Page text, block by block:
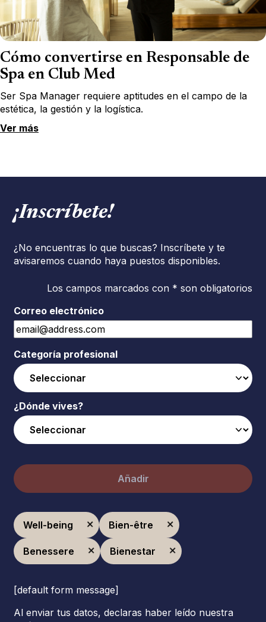
Cómo convertirse en Responsable de
Spa en Club Med
Ser Spa Manager requiere aptitudes en el campo de la
estética, la gestión y la logística.
Ver más
¡Inscríbete!
¿No encuentras lo que buscas? Inscríbete y te
avisaremos cuando haya puestos disponibles.
Los campos marcados con * son obligatorios
Correo electrónico
Categoría profesional
¿Dónde vives?
Añadir
Well-being Bien-être
Benessere Bienestar
[default form message]
Al enviar tus datos, declaras haber leído nuestra